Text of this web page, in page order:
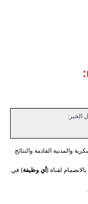
الخبر:
والمدنية القادمة والنتائج
لقناة ( أي وظيفة) في